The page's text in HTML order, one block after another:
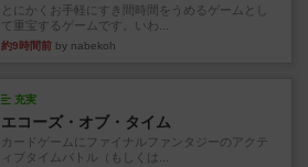
とにかくお手軽にすき間時間をうめるゲームとし
て重宝するゲームです。いわ...
約9時間前 by nabekoh
充実
エコーズ・オブ・タイム
カードゲームにファイナルファンタジーのアクテ
ィブタイムバトル（もしくは...